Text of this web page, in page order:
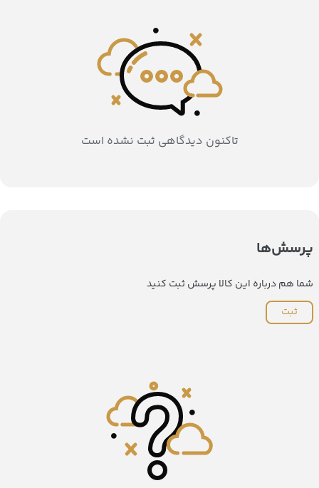
تاکنون دیدگاهی ثبت نشده است
پرسش‌ها
شما هم درباره این کالا پرسش ثبت کنید
ثبت